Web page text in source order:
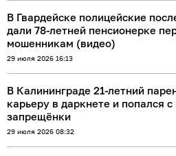
В Гвардейске полицейские
дали 78-летней пенсионерке
мошенникам (видео)
29 июля 2026 16:13
В Калининграде 21-летний
карьеру в даркнете и попался
запрещёнки
29 июля 2026 08:32